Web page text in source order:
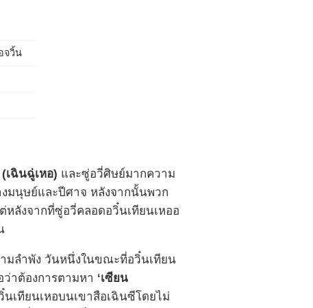
จวิ้น
เฉินฉู่เหอ) และซู่อวี่ศิษย์มากความ
มนุษย์และปีศาจ หลังจากนั้นพวก
หลังจากที่ซู่อวี่คลอดอวิ๋นเทียนเหออ
ามลำพัง วันหนึ่งในขณะที่อวิ๋นเทียน
าต้องการตามหา ‘เซียน
เทียนเหอบนเขาสือเฉินซีโดยไม่